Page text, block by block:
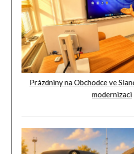
Prázdniny na Obchodce ve
modernizaci